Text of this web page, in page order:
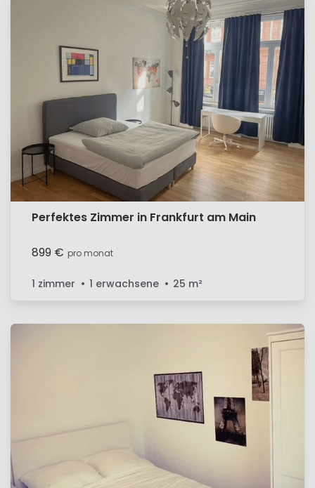
Perfektes Zimmer in Frankfurt am Main
899 € pro monat
1 zimmer 1 erwachsene 25 m²